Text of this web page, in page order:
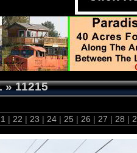
»11215
| 22 | 23 | 24 | 25 | 26 | 27 | 28 |